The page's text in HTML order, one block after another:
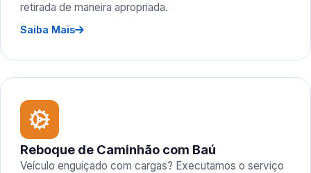
retirada de maneira apropriada.
Saiba Mais
Reboque de Caminhão com Baú
Veículo enguiçado com cargas? Executamos o serviço